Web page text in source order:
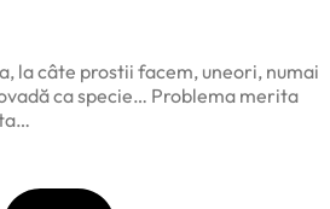
la câte prostii facem, uneori, numai
ca specie… Problema merita